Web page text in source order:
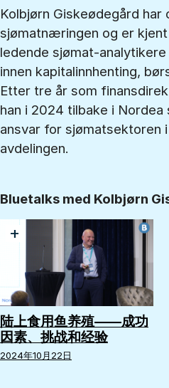
Kolbjørn Giskeødegård
sjømatnæringen og er
ledende sjømat-
innen kapitalinnhenting,
Etter tre år som
han i 2024 tilbake i
ansvar for sjømatsektoren
avdelingen.
Bluetalks med Kolbjørn
+
陆上食用鱼养殖——成功
因素、挑战和经验
2024年10月22日